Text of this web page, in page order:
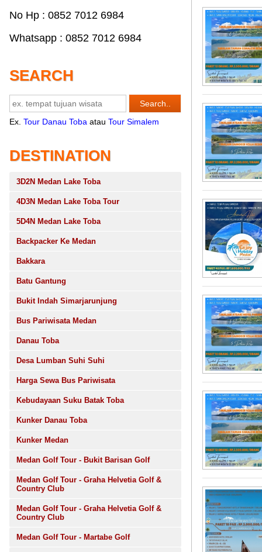
No Hp : 0852 7012 6984
Whatsapp : 0852 7012 6984
SEARCH
Ex. Tour Danau Toba atau Tour Simalem
DESTINATION
3D2N Medan Lake Toba
4D3N Medan Lake Toba Tour
5D4N Medan Lake Toba
Backpacker Ke Medan
Bakkara
Batu Gantung
Bukit Indah Simarjarunjung
Bus Pariwisata Medan
Danau Toba
Desa Lumban Suhi Suhi
Harga Sewa Bus Pariwisata
Kebudayaan Suku Batak Toba
Kunker Danau Toba
Kunker Medan
Medan Golf Tour - Bukit Barisan Golf
Medan Golf Tour - Graha Helvetia Golf &
Country Club
Medan Golf Tour - Graha Helvetia Golf &
Country Club
Medan Golf Tour - Martabe Golf